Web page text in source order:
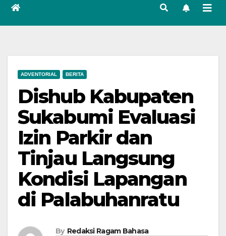
ADVENTORIAL BERITA
Dishub Kabupaten
Sukabumi Evaluasi
Izin Parkir dan
Tinjau Langsung
Kondisi Lapangan
di Palabuhanratu
By Redaksi Ragam Bahasa